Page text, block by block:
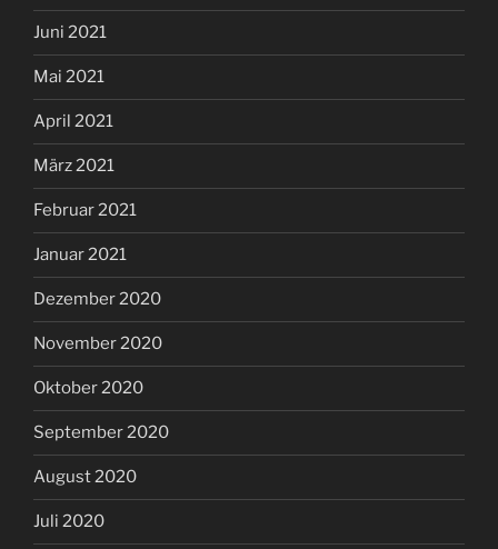
Juni 2021
Mai 2021
April 2021
März 2021
Februar 2021
Januar 2021
Dezember 2020
November 2020
Oktober 2020
September 2020
August 2020
Juli 2020